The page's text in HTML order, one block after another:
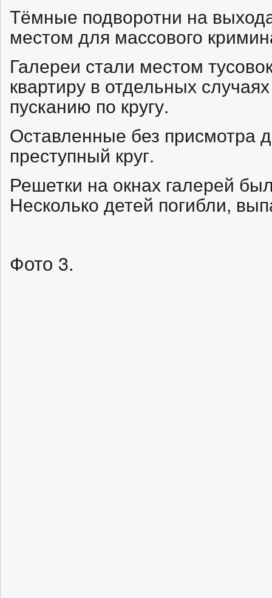
Тёмные подворотни на
местом для массового
Галереи стали местом
квартиру в отдельных
пусканию по кругу.
Оставленные без присмотра
преступный круг.
Решетки на окнах галерей
Несколько детей погибли,
Фото 3.